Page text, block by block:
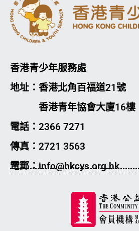
香港青少年服務處
地址：香港北角百福道21號
香港青年協會大廈16樓
電話：2366 7271
傳真：2721 3563
電郵：info@hkcys.org.hk